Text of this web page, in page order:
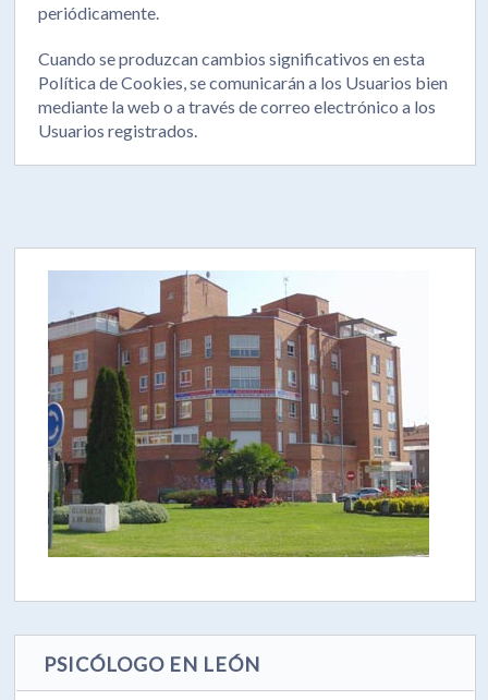
periódicamente.
Cuando se produzcan cambios significativos en esta
Política de Cookies, se comunicarán a los Usuarios bien
mediante la web o a través de correo electrónico a los
Usuarios registrados.
PSICÓLOGO EN LEÓN